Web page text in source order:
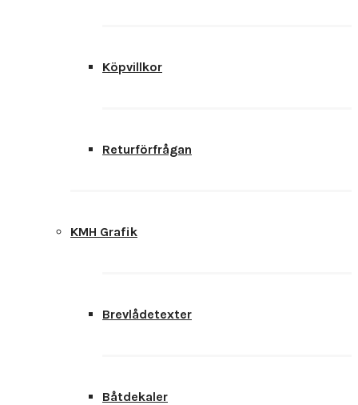
Köpvillkor
Returförfrågan
KMH Grafik
Brevlådetexter
Båtdekaler